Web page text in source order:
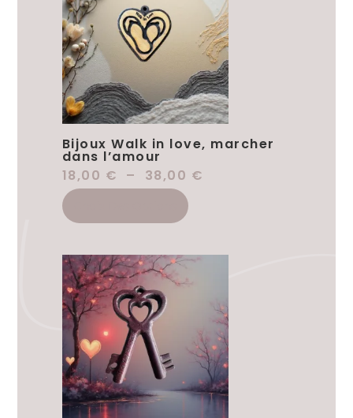
Bijoux Walk in love, marcher
dans l’amour
18,00 € – 38,00 €